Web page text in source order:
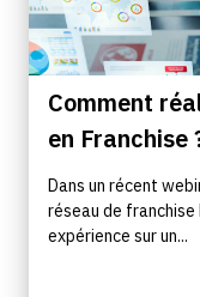
Comment
en Franchise
Dans un récent
réseau de
expérience sur un...